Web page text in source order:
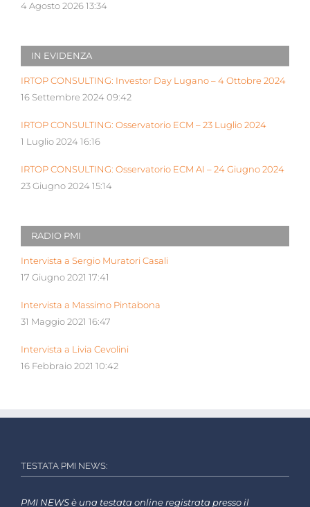
4 Agosto 2026 13:34
IN EVIDENZA
IRTOP CONSULTING: Investor Day Lugano – 4 Ottobre 2024
16 Settembre 2024 09:42
IRTOP CONSULTING: Osservatorio ECM – 23 Luglio 2024
1 Luglio 2024 16:16
IRTOP CONSULTING: Osservatorio ECM AI – 24 Giugno 2024
23 Giugno 2024 15:14
RADIO PMI
Intervista a Sergio Muratori Casali
17 Giugno 2021 17:41
Intervista a Massimo Pintabona
31 Maggio 2021 16:47
Intervista a Livia Cevolini
16 Febbraio 2021 10:42
TESTATA PMI NEWS:
PMI NEWS è una testata online registrata presso il